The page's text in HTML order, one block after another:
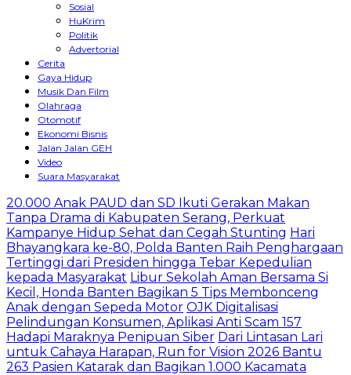
Sosial
HuKrim
Politik
Advertorial
Cerita
Gaya Hidup
Musik Dan Film
Olahraga
Otomotif
Ekonomi Bisnis
Jalan Jalan GEH
Video
Suara Masyarakat
20.000 Anak PAUD dan SD Ikuti Gerakan Makan
Tanpa Drama di Kabupaten Serang, Perkuat
Kampanye Hidup Sehat dan Cegah Stunting Hari
Bhayangkara ke-80, Polda Banten Raih Penghargaan
Tertinggi dari Presiden hingga Tebar Kepedulian
kepada Masyarakat Libur Sekolah Aman Bersama Si
Kecil, Honda Banten Bagikan 5 Tips Membonceng
Anak dengan Sepeda Motor OJK Digitalisasi
Pelindungan Konsumen, Aplikasi Anti Scam 157
Hadapi Maraknya Penipuan Siber Dari Lintasan Lari
untuk Cahaya Harapan, Run for Vision 2026 Bantu
263 Pasien Katarak dan Bagikan 1.000 Kacamata